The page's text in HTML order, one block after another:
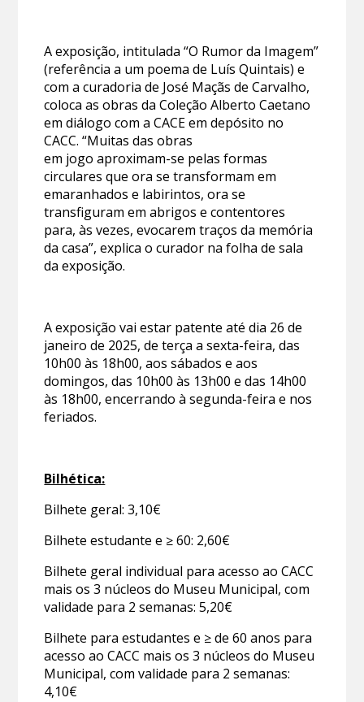
A exposição, intitulada “O Rumor da Imagem”
(referência a um poema de Luís Quintais) e
com a curadoria de José Maçãs de Carvalho,
coloca as obras da Coleção Alberto Caetano
em diálogo com a CACE em depósito no
CACC. “Muitas das obras
em jogo aproximam-se pelas formas
circulares que ora se transformam em
emaranhados e labirintos, ora se
transfiguram em abrigos e contentores
para, às vezes, evocarem traços da memória
da casa”, explica o curador na folha de sala
da exposição.
A exposição vai estar patente até dia 26 de
janeiro de 2025, de terça a sexta-feira, das
10h00 às 18h00, aos sábados e aos
domingos, das 10h00 às 13h00 e das 14h00
às 18h00, encerrando à segunda-feira e nos
feriados.
Bilhética:
Bilhete geral: 3,10€
Bilhete estudante e ≥ 60: 2,60€
Bilhete geral individual para acesso ao CACC
mais os 3 núcleos do Museu Municipal, com
validade para 2 semanas: 5,20€
Bilhete para estudantes e ≥ de 60 anos para
acesso ao CACC mais os 3 núcleos do Museu
Municipal, com validade para 2 semanas:
4,10€